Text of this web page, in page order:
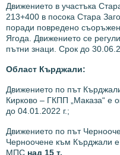
Движението в участъка
213+400 в посока Стара
поради повредено
Ягода. Движението се
пътни знаци. Срок до
Област Кърджали:
Движението по път
Кирково – ГКПП „Маказа“ е
до 04.01.2022 г.;
Движението по път
Черноочене към Кърджали
МПС над 15 т.